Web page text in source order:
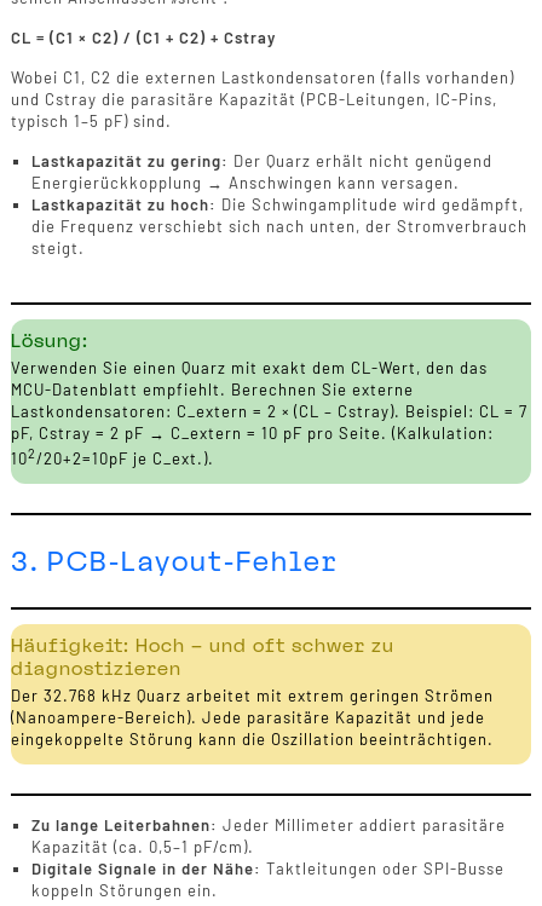
CL = (C1 × C2) / (C1 + C2) + Cstray
Wobei C1, C2 die externen Lastkondensatoren (falls vorhanden)
und Cstray die parasitäre Kapazität (PCB-Leitungen, IC-Pins,
typisch 1–5 pF) sind.
Lastkapazität zu gering: Der Quarz erhält nicht genügend
Energierückkopplung → Anschwingen kann versagen.
Lastkapazität zu hoch: Die Schwingamplitude wird gedämpft,
die Frequenz verschiebt sich nach unten, der Stromverbrauch
steigt.
Lösung:
Verwenden Sie einen Quarz mit exakt dem CL-Wert, den das
MCU-Datenblatt empfiehlt. Berechnen Sie externe
Lastkondensatoren: C_extern = 2 × (CL – Cstray). Beispiel: CL = 7
pF, Cstray = 2 pF → C_extern = 10 pF pro Seite. (Kalkulation:
102/20+2=10pF je C_ext.).
3. PCB-Layout-Fehler
Häufigkeit: Hoch – und oft schwer zu
diagnostizieren
Der 32.768 kHz Quarz arbeitet mit extrem geringen Strömen
(Nanoampere-Bereich). Jede parasitäre Kapazität und jede
eingekoppelte Störung kann die Oszillation beeinträchtigen.
Zu lange Leiterbahnen: Jeder Millimeter addiert parasitäre
Kapazität (ca. 0,5–1 pF/cm).
Digitale Signale in der Nähe: Taktleitungen oder SPI-Busse
koppeln Störungen ein.